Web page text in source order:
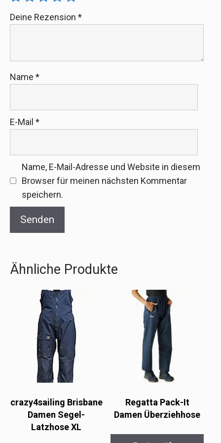
Deine Rezension *
Name *
E-Mail *
Name, E-Mail-Adresse und Website in diesem
Browser für meinen nächsten Kommentar
speichern.
Ähnliche Produkte
crazy4sailing Brisbane
Damen Segel-
Latzhose XL
Regatta Pack-It
Damen Überziehhose